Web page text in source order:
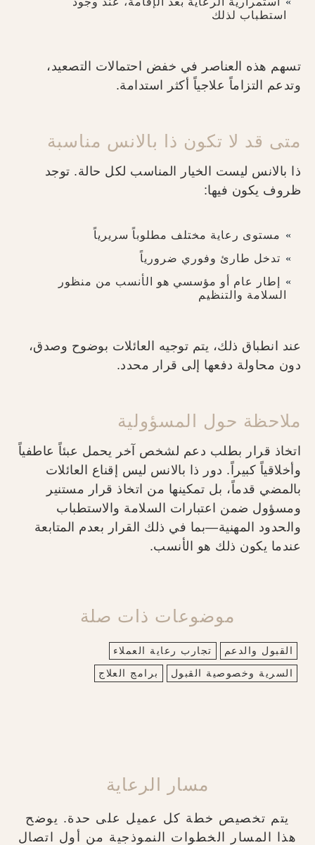
استطباب لذلك
تسهم هذه العناصر في خفض احتمالات التصعيد،
وتدعم التزاماً علاجياً أكثر استدامة.
متى قد لا تكون ذا بالانس مناسبة
ذا بالانس ليست الخيار المناسب لكل حالة. توجد
ظروف يكون فيها:
مستوى رعاية مختلف مطلوباً سريرياً
تدخل طارئ وفوري ضرورياً
إطار عام أو مؤسسي هو الأنسب من منظور
السلامة والتنظيم
عند انطباق ذلك، يتم توجيه العائلات بوضوح وصدق،
دون محاولة دفعها إلى قرار محدد.
ملاحظة حول المسؤولية
اتخاذ قرار بطلب دعم لشخص آخر يحمل عبئاً عاطفياً
وأخلاقياً كبيراً. دور ذا بالانس ليس إقناع العائلات
بالمضي قدماً، بل تمكينها من اتخاذ قرار مستنير
ومسؤول ضمن اعتبارات السلامة والاستطباب
والحدود المهنية—بما في ذلك القرار بعدم المتابعة
عندما يكون ذلك هو الأنسب.
موضوعات ذات صلة
القبول والدعم
تجارب رعاية العملاء
السرية وخصوصية القبول
برامج العلاج
مسار الرعاية
يتم تخصيص خطة كل عميل على حدة. يوضح
هذا المسار الخطوات النموذجية من أول اتصال